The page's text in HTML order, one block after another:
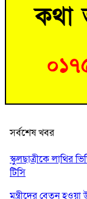
সর্বশেষ খবর
স্কুলছাত্রীকে লাথির
টিসি
মন্ত্রীদের বেতন